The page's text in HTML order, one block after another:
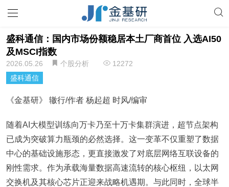
盛科通信：国内市场份额稳居本土厂商首位 入选AI50
及MSCI指数
2026.05.26 个股分析
12272
盛科通信
《金基研》 辙行/作者 杨起超 时风/编审
随着AI大模型训练向万卡乃至十万卡集群演进，超节点架构
已成为突破算力瓶颈的必然选择。这一变革不仅重塑了数据
中心的基础设施形态，更直接激发了对底层网络互联设备的
刚性需求。作为承载海量数据高速流转的核心枢纽，以太网
交换机及其核心芯片正迎来战略机遇期。与此同时，全球半